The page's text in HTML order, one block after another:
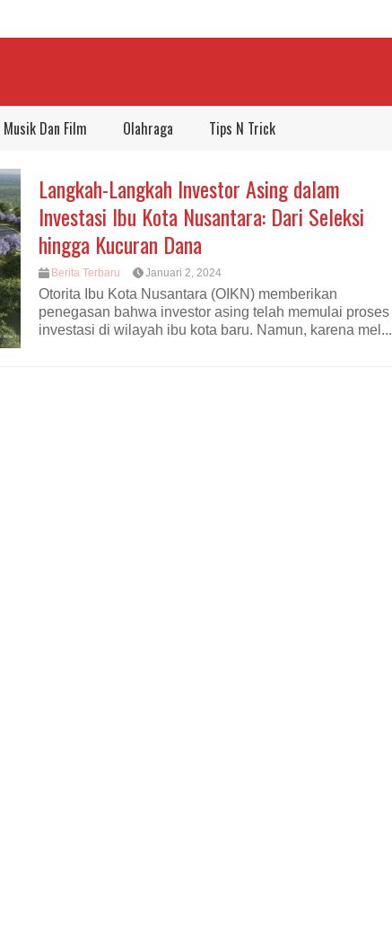
Musik Dan Film Olahraga Tips N Trick
Langkah-Langkah Investor Asing dalam
Investasi Ibu Kota Nusantara: Dari Seleksi
hingga Kucuran Dana
Berita Terbaru Januari 2, 2024
Otorita Ibu Kota Nusantara (OIKN) memberikan
penegasan bahwa investor asing telah memulai proses
investasi di wilayah ibu kota baru. Namun, karena mel...